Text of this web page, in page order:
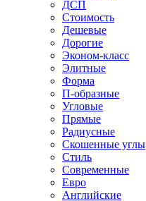
ДСП
Стоимость
Дешевые
Дорогие
Эконом-класс
Элитные
Форма
П-образные
Угловые
Прямые
Радиусные
Скошенные углы
Стиль
Современные
Евро
Английские